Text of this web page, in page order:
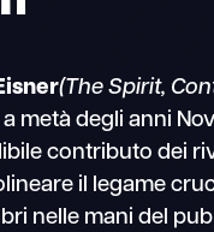
(The Spirit,
metà degli anni
contributo dei
il legame
nelle mani del